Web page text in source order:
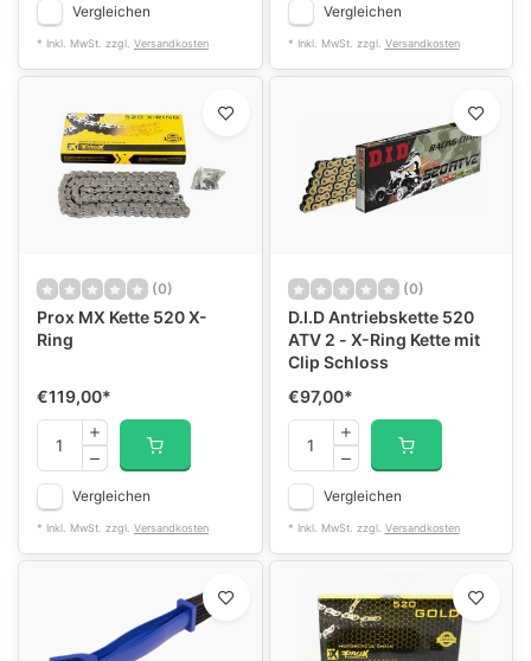
Vergleichen
* Inkl. MwSt. zzgl. Versandkosten
Vergleichen
* Inkl. MwSt. zzgl. Versandkosten
(0)
Prox MX Kette 520 X-
Ring
€119,00*
Vergleichen
* Inkl. MwSt. zzgl. Versandkosten
(0)
D.I.D Antriebskette 520
ATV 2 - X-Ring Kette mit
Clip Schloss
€97,00*
Vergleichen
* Inkl. MwSt. zzgl. Versandkosten